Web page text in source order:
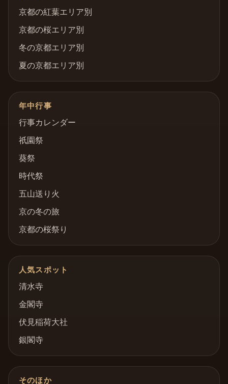
京都の紅葉エリア別
京都の桜エリア別
冬の京都エリア別
夏の京都エリア別
年中行事
行事カレンダー
祇園祭
葵祭
時代祭
五山送り火
京の冬の旅
京都の桜祭り
人気スポット
清水寺
金閣寺
伏見稲荷大社
銀閣寺
そのほか